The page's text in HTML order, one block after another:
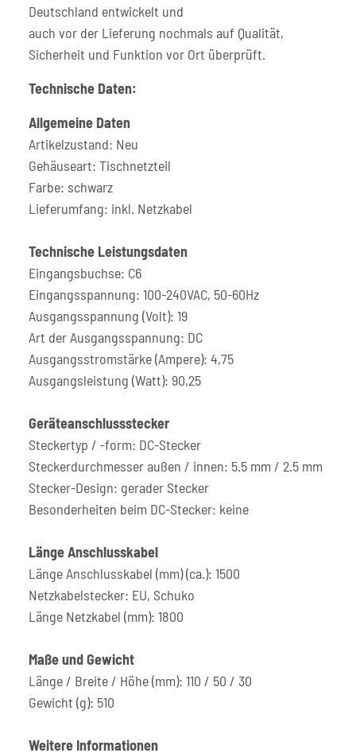
Deutschland entwickelt und
auch vor der Lieferung nochmals auf Qualität,
Sicherheit und Funktion vor Ort überprüft.
Technische Daten:
Allgemeine Daten
Artikelzustand: Neu
Gehäuseart: Tischnetzteil
Farbe: schwarz
Lieferumfang: inkl. Netzkabel
Technische Leistungsdaten
Eingangsbuchse: C6
Eingangsspannung: 100-240VAC, 50-60Hz
Ausgangsspannung (Volt): 19
Art der Ausgangsspannung: DC
Ausgangsstromstärke (Ampere): 4,75
Ausgangsleistung (Watt): 90,25
Geräteanschlussstecker
Steckertyp / -form: DC-Stecker
Steckerdurchmesser außen / innen: 5.5 mm / 2.5 mm
Stecker-Design: gerader Stecker
Besonderheiten beim DC-Stecker: keine
Länge Anschlusskabel
Länge Anschlusskabel (mm) (ca.): 1500
Netzkabelstecker: EU, Schuko
Länge Netzkabel (mm): 1800
Maße und Gewicht
Länge / Breite / Höhe (mm): 110 / 50 / 30
Gewicht (g): 510
Weitere Informationen